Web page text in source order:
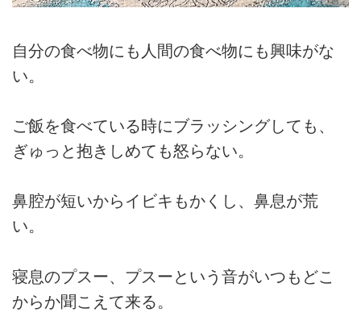
自分の食べ物にも人間の食べ物にも興味がな
い。
ご飯を食べている時にブラッシングしても、
ぎゅっと抱きしめても怒らない。
鼻腔が短いからイビキもかくし、鼻息が荒
い。
寝息のプスー、プスーという音がいつもどこ
からか聞こえて来る。